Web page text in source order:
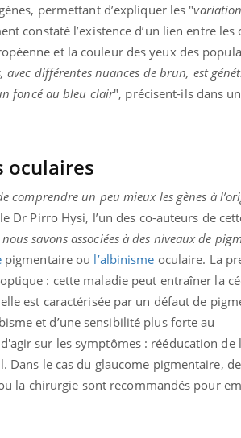
permettant d’expliquer les "
constaté l’existence d’un lien entre les
et la couleur des yeux des
différentes nuances de brun, est
foncé au bleu clair", précisent-ils dans un
oculaires
comprendre un peu mieux les gènes à
Dr Pirro Hysi, l’un des co-auteurs de
savons associées à des niveaux de
pigmentaire ou l’albinisme oculaire. La
: cette maladie peut entraîner la
est caractérisée par un défaut de
et d’une sensibilité plus forte au
sur les symptômes : rééducation
Dans le cas du glaucome pigmentaire,
la chirurgie sont recommandés pour